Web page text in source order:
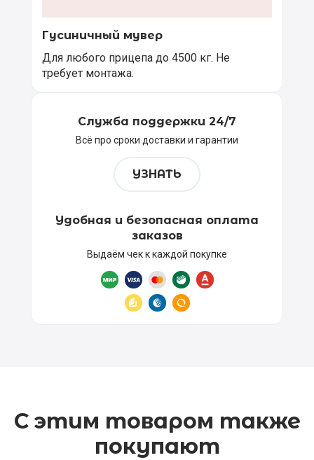
Гусиничный мувер
Для любого прицепа до 4500 кг. Не
требует монтажа.
Служба поддержки 24/7
Всё про сроки доставки и гарантии
УЗНАТЬ
Удобная и безопасная оплата
заказов
Выдаём чек к каждой покупке
С этим товаром также
покупают